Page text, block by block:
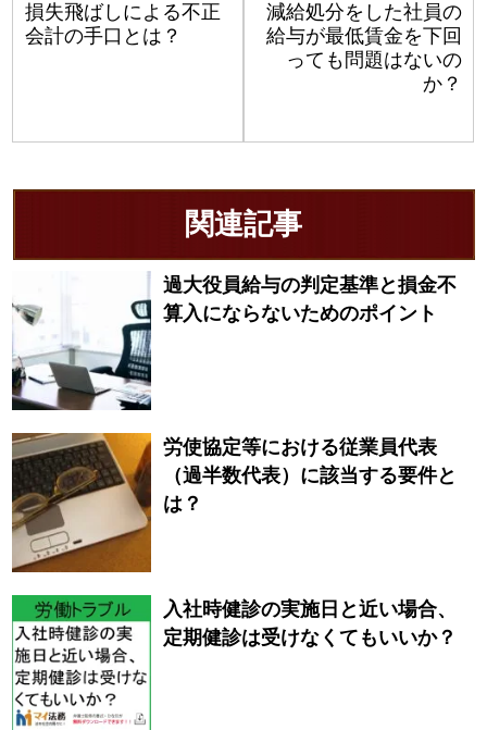
損失飛ばしによる不正
会計の手口とは？
減給処分をした社員の
給与が最低賃金を下回
っても問題はないの
か？
関連記事
過大役員給与の判定基準と損金不
算入にならないためのポイント
労使協定等における従業員代表
（過半数代表）に該当する要件と
は？
入社時健診の実施日と近い場合、
定期健診は受けなくてもいいか？